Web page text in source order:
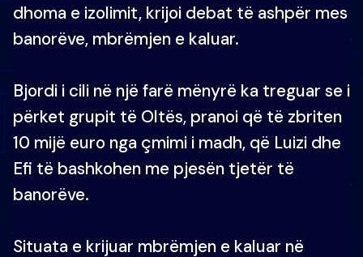
dhoma e izolimit, krijoi debat të ashpër mes
banorëve, mbrëmjen e kaluar.
Bjordi i cili në një farë mënyrë ka treguar se i
përket grupit të Oltës, pranoi që të zbriten
10 mijë euro nga çmimi i madh, që Luizi dhe
Efi të bashkohen me pjesën tjetër të
banorëve.
Situata e krijuar mbrëmjen e kaluar në